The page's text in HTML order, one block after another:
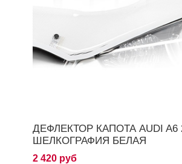
ДЕФЛЕКТОР КАПОТА AUDI A6
ШЕЛКОГРАФИЯ БЕЛАЯ
2 420 руб